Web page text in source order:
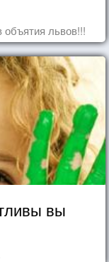
львов!!!
вы